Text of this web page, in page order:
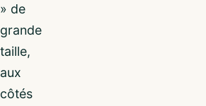
» de
grande
taille,
aux
côtés